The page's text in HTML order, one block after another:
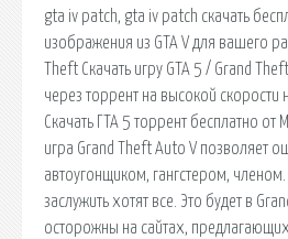
gta iv patch, gta iv patch скачать
изображения из GTA V для вашего
Theft Скачать игру GTA 5 / Grand
через торрент на высокой скорости
Скачать ГТА 5 торрент бесплатно от
игра Grand Theft Auto V позволяет
автоугонщиком, гангстером,
заслужить хотят все. Это будет в
осторожны на сайтах, предлагающих